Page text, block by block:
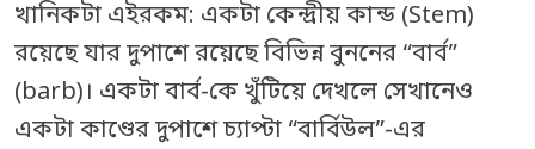
খানিকটা এইরকম: একটা কেন্দ্রীয় কান্ড (Stem)
রয়েছে যার দুপাশে রয়েছে বিভিন্ন বুননের “বার্ব”
(barb)। একটা বার্ব-কে খুঁটিয়ে দেখলে সেখানেও
একটা কাণ্ডের দুপাশে চ্যাপ্টা “বার্বিউল”-এর